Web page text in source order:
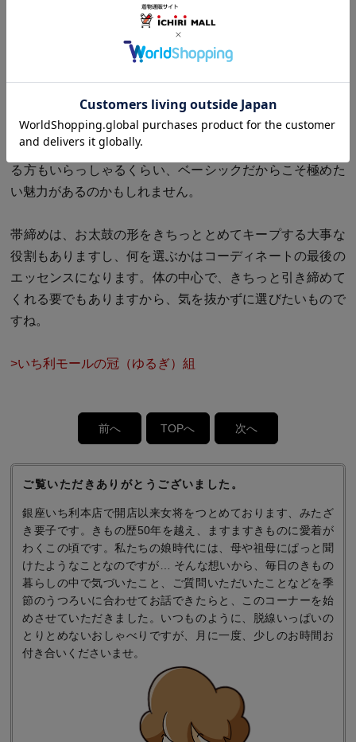
いますが、すべてがそうではなく別に作ってくっつけてい
るものも多いです。撚り房といって、房の部分の糸が撚っ
てあってボサボサにならないものや、房の色だけ変えてポ
イントにしているものも増えてきました。
一言で「冠組」といっても、結構なバリエーションがあり
ますから、お好きな方は全色揃えたいわ、なんておっしゃ
る方もいらっしゃるくらい、ベーシックだからこそ極めた
い魅力があるのかもしれません。
帯締めは、お太鼓の形をきちっととめてキープする大事な
役割もありますし、何を選ぶかはコーディネートの最後の
エッセンスになります。体の中心で、きちっと引き締めて
くれる要でもありますから、気を抜かずに選びたいもので
すね。
>いち利モールの冠（ゆるぎ）組
前へ TOPへ 次へ
ご覧いただきありがとうございました。
銀座いち利本店で開店以来女将をつとめております、みたざ
き要子です。きもの歴50年を越え、ますますきものに愛着が
わくこの頃です。私たちの娘時代には、母や祖母にぱっと聞
けたようなことなのですが… そんな想いから、毎日のきもの
暮らしの中で気づいたこと、ご質問いただいたことなどを季
節のうつろいに合わせてお話できたらと、このコーナーを始
めさせていただきました。いつものように、脱線いっぱいの
とりとめないおしゃべりですが、月に一度、少しのお時間お
付き合いくださいませ。